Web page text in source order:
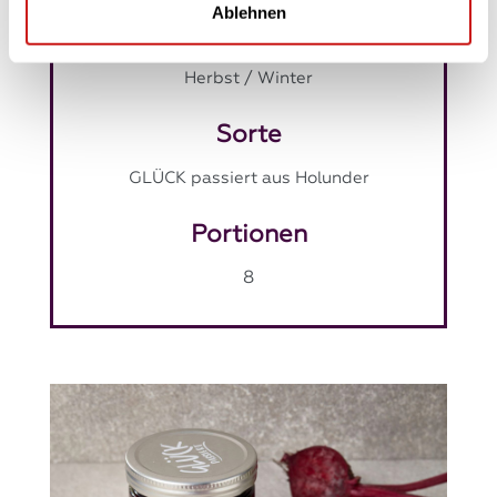
Ablehnen
Herbst / Winter
Sorte
GLÜCK passiert aus Holunder
Portionen
8